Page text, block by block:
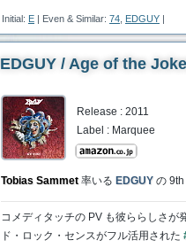
Initial: E | Even & Similar: 74 EDGUY |
EDGUY / Age of the
Release : 2011
Label : Marquee
Tobias Sammet 率いる EDGUY の 9th
コメディタッチの PV も彼ららしさが
ド・ロック・センスがフル活用された